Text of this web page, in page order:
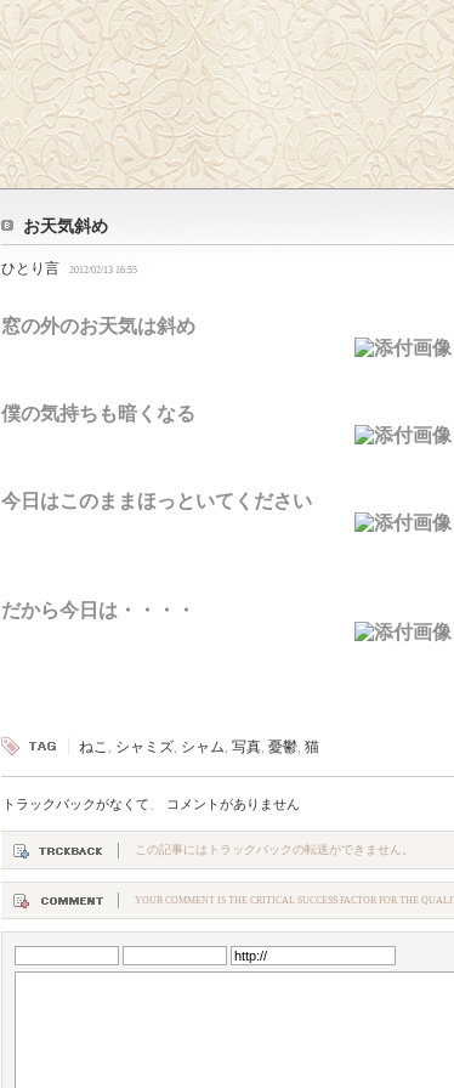
お天気斜め
ひとり言 2012/02/13 16:55
窓の外のお天気は斜め
僕の気持ちも暗くなる
今日はこのままほっといてください
だから今日は・・・・
ねこ , シャミズ, シャム, 写真, 憂鬱, 猫
トラックバックがなくて コメントがありません
この記事にはトラックバックの転送ができません。
YOUR COMMENT IS THE CRITICAL SUCCESS FACTOR FOR THE